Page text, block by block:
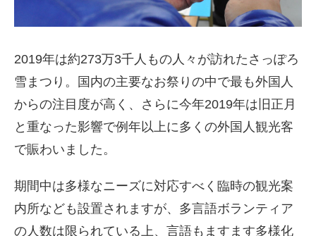
2019年は約273万3千人もの人々が訪れたさっぽろ
雪まつり。国内の主要なお祭りの中で最も外国人
からの注目度が高く、さらに今年2019年は旧正月
と重なった影響で例年以上に多くの外国人観光客
で賑わいました。
期間中は多様なニーズに対応すべく臨時の観光案
内所なども設置されますが、多言語ボランティア
の人数は限られている上、言語もますます多様化